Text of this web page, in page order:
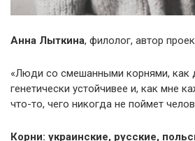
Анна Лыткина, филолог, автор
«Люди со смешанными корнями, как
генетически устойчивее и, как мне
что-то, чего никогда не поймет
Корни: украинские, русские,